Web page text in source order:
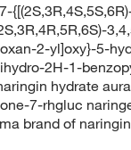
2-yl]oxy}-5-
2H-1-
hydrate
7-rhgluc
brand of